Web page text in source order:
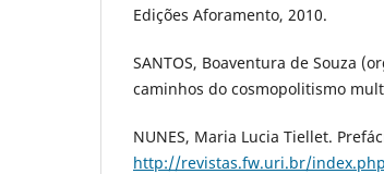
Edições Aforamento, 2010.
SANTOS, Boaventura de Souza
caminhos do cosmopolitismo
NUNES, Maria Lucia Tiellet.
http://revistas.fw.uri.br/